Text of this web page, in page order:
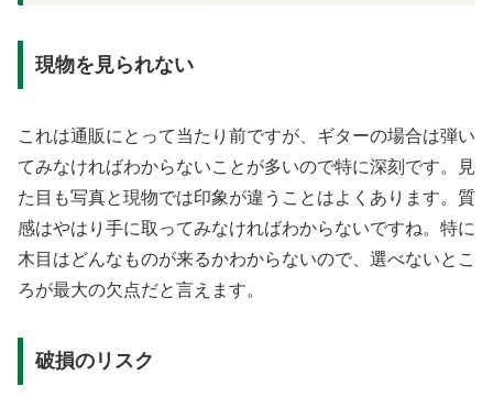
現物を見られない
これは通販にとって当たり前ですが、ギターの場合は弾い
てみなければわからないことが多いので特に深刻です。見
た目も写真と現物では印象が違うことはよくあります。質
感はやはり手に取ってみなければわからないですね。特に
木目はどんなものが来るかわからないので、選べないとこ
ろが最大の欠点だと言えます。
破損のリスク